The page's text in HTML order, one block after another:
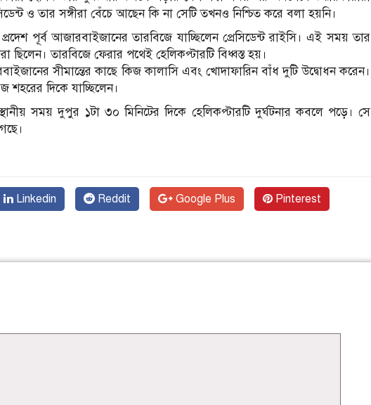
ও তার সঙ্গীরা বেঁচে আছেন কি না সেটি তখনও নিশ্চিত করে বলা হয়নি।
পূর্ব আজারবাইজানের তারবিজে যাচ্ছিলেন প্রেসিডেন্ট রাইসি। এই সময় তার
ছিলেন। তারবিজে ফেরার পথেই হেলিকপ্টারটি বিধ্বস্ত হয়।
সীমান্তের কাছে কিজ কালাসি এবং খোদাফারিন বাঁধ দুটি উদ্বোধন করেন।
শহরের দিকে যাচ্ছিলেন।
সময় দুপুর ১টা ৩০ মিনিটের দিকে হেলিকপ্টারটি দুর্ঘটনার কবলে পড়ে। সে
Linkedin Reddit Google Plus Pinterest